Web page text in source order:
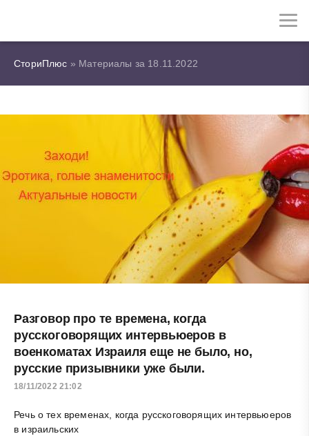
СториПлюс » Материалы за 18.11.2022
Разговор про те времена, когда
русскоговорящих интервьюеров в
военкоматах Израиля еще не было, но,
русские призывники уже были.
18/11/2022 21:02
Речь о тех временах, когда русскоговорящих интервьюеров
в израильских